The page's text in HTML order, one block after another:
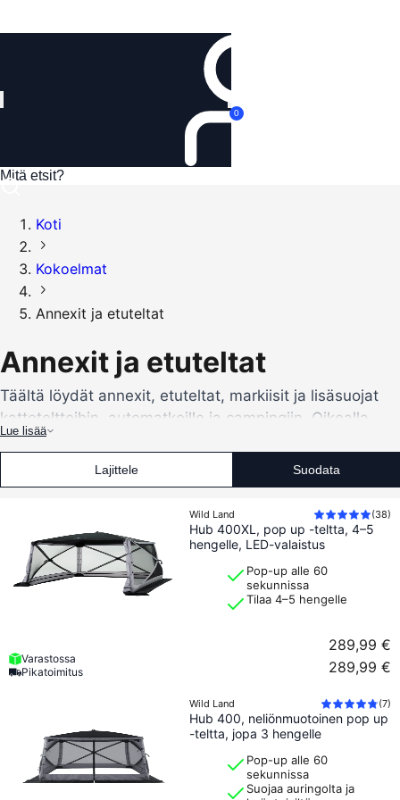
0
Koti
Kokoelmat
Annexit ja etuteltat
Annexit ja etuteltat
Täältä löydät annexit, etuteltat, markiisit ja lisäsuojat
kattotelttoihin, automatkoille ja campingiin. Oikealla
ratkaisulla voit luoda enemmän tilaa auton ympärille,
saada paremman suojan auringolta ja sateelta sekä
tehdä leiripaikasta käytännöllisemmän sekä lyhyillä
retkillä että pidemmillä matkoilla.
Valikoimaan kuuluu muun muassa annexeja kattotelttoihin, pop-up-
telttoja, aurinkokatoksia ja markiiseja Wild Landilta. Tuotteet sopivat
sinulle, joka haluat lisätilaa säilytykseen, pukeutumiseen,
ruoanlaittoon tai suojatun alueen, jossa voit istua mukavasti auton
Annexit kattotelttoihin
Kattoteltan annex antaa lisätilaa teltan alle tai sen viereen. Sitä
voidaan käyttää pukeutumistilana, säilytykseen, sisäänkäyntinä tai
suojattuna alueena huonommalla säällä. Kattoteltan kanssa
campatessa annex tekee suuren eron, erityisesti pidemmillä
matkoilla tai kun samaa leiripaikkaa käyttää useampi henkilö.
Lue lisää
Lajittele Suodata
Wild Land (38)
Hub 400XL, pop up -teltta, 4–5
hengelle, LED-valaistus
Pop-up alle 60
sekunnissa
Tilaa 4–5 hengelle
Varastossa
Pikatoimitus
289,99 €
289,99 €
Wild Land (7)
Hub 400, neliönmuotoinen pop up
-teltta, jopa 3 hengelle
Pop-up alle 60
sekunnissa
Suojaa auringolta ja